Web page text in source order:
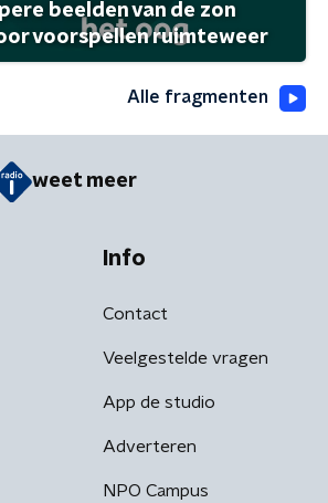
beelden van de zon
voorspellen ruimteweer
Alle fragmenten
weet meer
Info
Contact
Veelgestelde vragen
App de studio
Adverteren
NPO Campus